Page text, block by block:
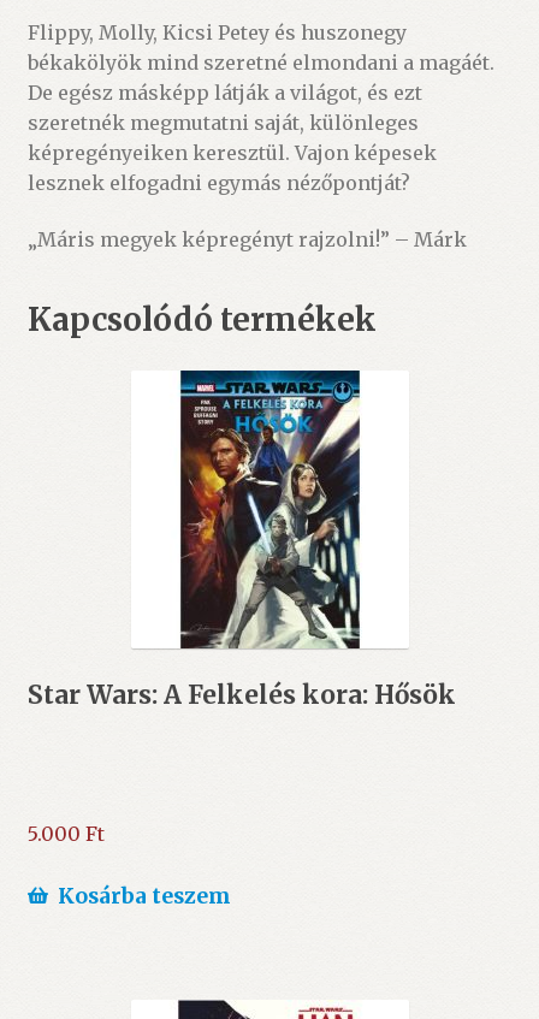
Flippy, Molly, Kicsi Petey és huszonegy
békakölyök mind szeretné elmondani a magáét.
De egész másképp látják a világot, és ezt
szeretnék megmutatni saját, különleges
képregényeiken keresztül. Vajon képesek
lesznek elfogadni egymás nézőpontját?
„Máris megyek képregényt rajzolni!” – Márk
Kapcsolódó termékek
Star Wars: A Felkelés kora: Hősök
5.000 Ft
Kosárba teszem